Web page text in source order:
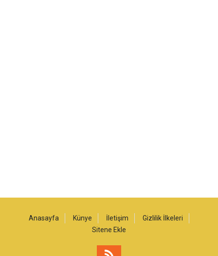
Anasayfa Künye İletişim
Gizlilik İlkeleri
Sitene Ekle